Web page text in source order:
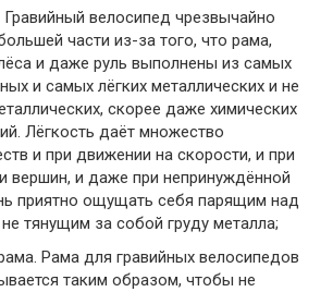
Гравийный велосипед чрезвычайно
части из-за того, что рама,
и даже руль выполнены из самых
и самых лёгких металлических и не
скорее даже химических
Лёгкость даёт множество
и при движении на скорости, и при
вершин, и даже при непринуждённой
приятно ощущать себя парящим над
тянущим за собой груду металла;
Рама для гравийных велосипедов
таким образом, чтобы не